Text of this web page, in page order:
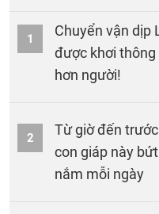
1
Chuyển vận dịp
được khơi
hơn người!
2
Từ giờ đến
con giáp này
nắm mỗi ngày